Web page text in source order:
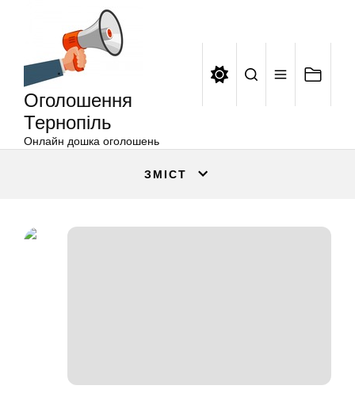
Оголошення
Тернопіль
Онлайн дошка оголошень
ЗМІСТ